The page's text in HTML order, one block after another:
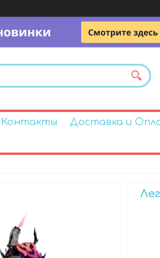
Контакты Доставка и